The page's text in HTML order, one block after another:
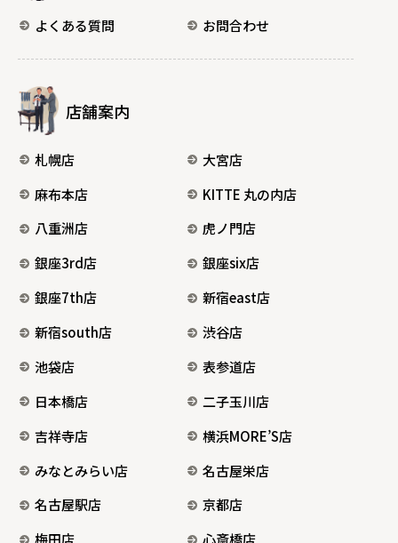
よくある質問 お問合わせ
店舗案内
札幌店
大宮店
麻布本店
KITTE 丸の内店
八重洲店
虎ノ門店
銀座3rd店
銀座six店
銀座7th店
新宿east店
新宿south店
渋谷店
池袋店
表参道店
日本橋店
二子玉川店
吉祥寺店
横浜MORE’S店
みなとみらい店
名古屋栄店
名古屋駅店
京都店